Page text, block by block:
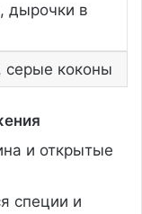
дырочки в
серые коконы
и открытые
специи и